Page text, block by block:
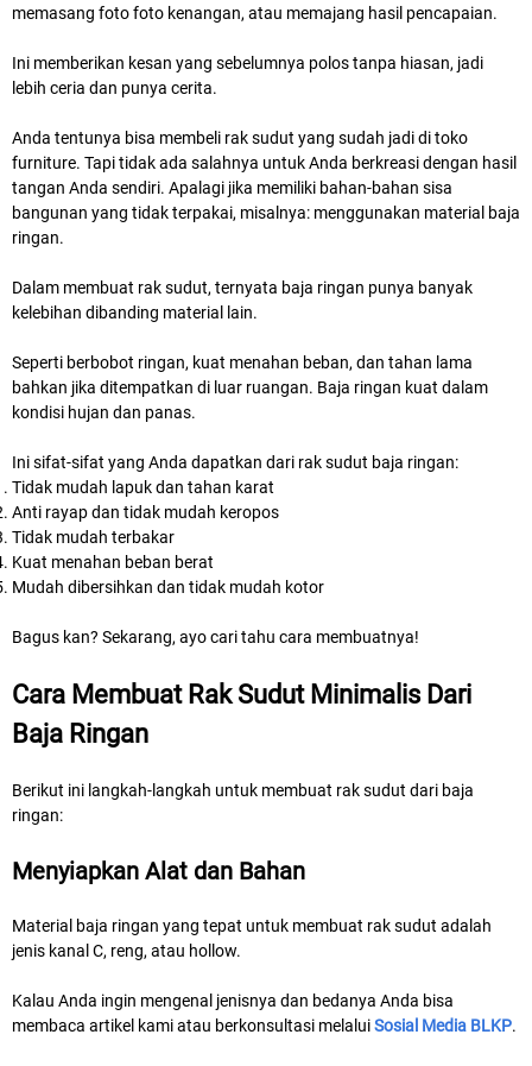
memasang foto foto kenangan, atau memajang hasil pencapaian.
Ini memberikan kesan yang sebelumnya polos tanpa hiasan, jadi
lebih ceria dan punya cerita.
Anda tentunya bisa membeli rak sudut yang sudah jadi di toko
furniture. Tapi tidak ada salahnya untuk Anda berkreasi dengan hasil
tangan Anda sendiri. Apalagi jika memiliki bahan-bahan sisa
bangunan yang tidak terpakai, misalnya: menggunakan material baja
ringan.
Dalam membuat rak sudut, ternyata baja ringan punya banyak
kelebihan dibanding material lain.
Seperti berbobot ringan, kuat menahan beban, dan tahan lama
bahkan jika ditempatkan di luar ruangan. Baja ringan kuat dalam
kondisi hujan dan panas.
Ini sifat-sifat yang Anda dapatkan dari rak sudut baja ringan:
Tidak mudah lapuk dan tahan karat
Anti rayap dan tidak mudah keropos
Tidak mudah terbakar
Kuat menahan beban berat
Mudah dibersihkan dan tidak mudah kotor
Bagus kan? Sekarang, ayo cari tahu cara membuatnya!
Cara Membuat Rak Sudut Minimalis Dari
Baja Ringan
Berikut ini langkah-langkah untuk membuat rak sudut dari baja
ringan:
Menyiapkan Alat dan Bahan
Material baja ringan yang tepat untuk membuat rak sudut adalah
jenis kanal C, reng, atau hollow.
Kalau Anda ingin mengenal jenisnya dan bedanya Anda bisa
membaca artikel kami atau berkonsultasi melaluiSosial Media BLKP.